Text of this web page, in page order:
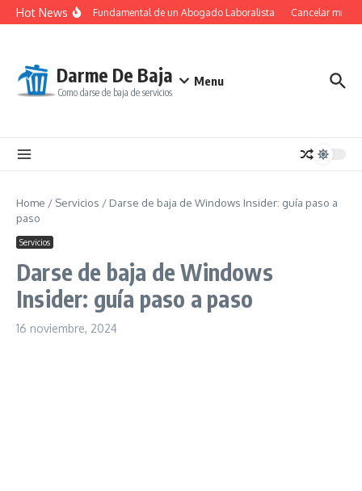
Saltar al contenido
Hot NewsEl Papel Fundamental de un Abogado Laboralista Cancelar mi
Darme De Baja
Como darse de baja de servicios
Menu
Home / Servicios / Darse de baja de Windows Insider: guía paso a
paso
Servicios
Darse de baja de Windows
Insider: guía paso a paso
16 noviembre, 2024